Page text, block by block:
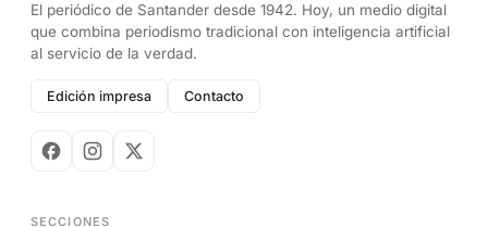
El periódico de Santander desde 1942. Hoy, un medio digital
que combina periodismo tradicional con inteligencia artificial
al servicio de la verdad.
Edición impresa Contacto
SECCIONES